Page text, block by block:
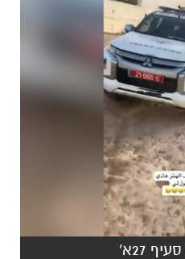
27א'
הנגב עצרו ביממה
הבדואית, בחשד
תוך שהוא מתעד את